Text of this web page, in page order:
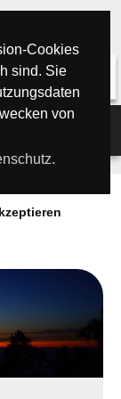
Cookies
sind. Sie
von